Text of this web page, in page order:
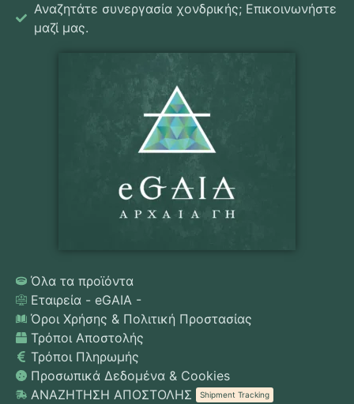
Αναζητάτε συνεργασία χονδρικής; Επικοινωνήστε
μαζί μας.
Όλα τα προϊόντα
Εταιρεία - eGAIA -
Όροι Χρήσης & Πολιτική Προστασίας
Τρόποι Αποστολής
Τρόποι Πληρωμής
Προσωπικά Δεδομένα & Cookies
ΑΝΑΖΗΤΗΣΗ ΑΠΟΣΤΟΛΗΣ
Shipment Tracking